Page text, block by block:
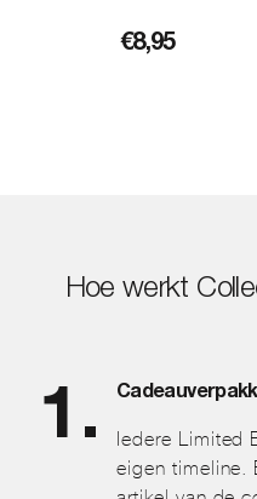
€8,95
Hoe werkt
Iedere Limited
eigen timeline.